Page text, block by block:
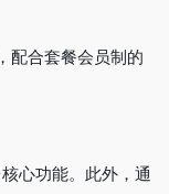
配合套餐会员制的
心功能。此外，通